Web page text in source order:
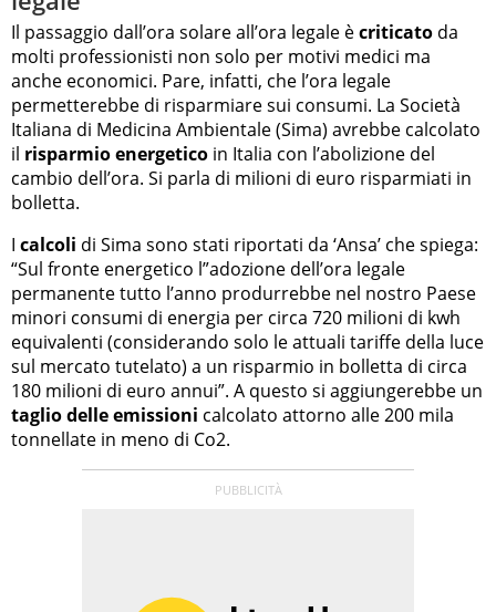
Il passaggio dall’ora solare all’ora legale ècriticato da
molti professionisti non solo per motivi medici ma
anche economici. Pare, infatti, che l’ora legale
permetterebbe di risparmiare sui consumi. La Società
Italiana di Medicina Ambientale (Sima) avrebbe calcolato
il risparmio energetico in Italia con l’abolizione del
cambio dell’ora. Si parla di milioni di euro risparmiati in
bolletta.
I calcoli di Sima sono stati riportati da ‘Ansa’ che spiega:
“Sul fronte energetico l”adozione dell’ora legale
permanente tutto l’anno produrrebbe nel nostro Paese
minori consumi di energia per circa 720 milioni di kwh
equivalenti (considerando solo le attuali tariffe della luce
sul mercato tutelato) a un risparmio in bolletta di circa
180 milioni di euro annui”. A questo si aggiungerebbe un
taglio delle emissioni calcolato attorno alle 200 mila
tonnellate in meno di Co2.